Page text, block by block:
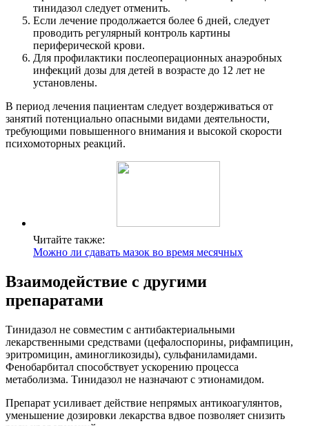
тинидазол следует отменить.
Если лечение продолжается более 6 дней, следует
проводить регулярный контроль картины
периферической крови.
Для профилактики послеоперационных анаэробных
инфекций дозы для детей в возрасте до 12 лет не
установлены.
В период лечения пациентам следует воздерживаться от
занятий потенциально опасными видами деятельности,
требующими повышенного внимания и высокой скорости
психомоторных реакций.
Читайте также:
Можно ли сдавать мазок во время месячных
Взаимодействие с другими
препаратами
Тинидазол не совместим с антибактериальными
лекарственными средствами (цефалоспорины, рифампицин,
эритромицин, аминогликозиды), сульфаниламидами.
Фенобарбитал способствует ускорению процесса
метаболизма. Тинидазол не назначают с этионамидом.
Препарат усиливает действие непрямых антикоагулянтов,
уменьшение дозировки лекарства вдвое позволяет снизить